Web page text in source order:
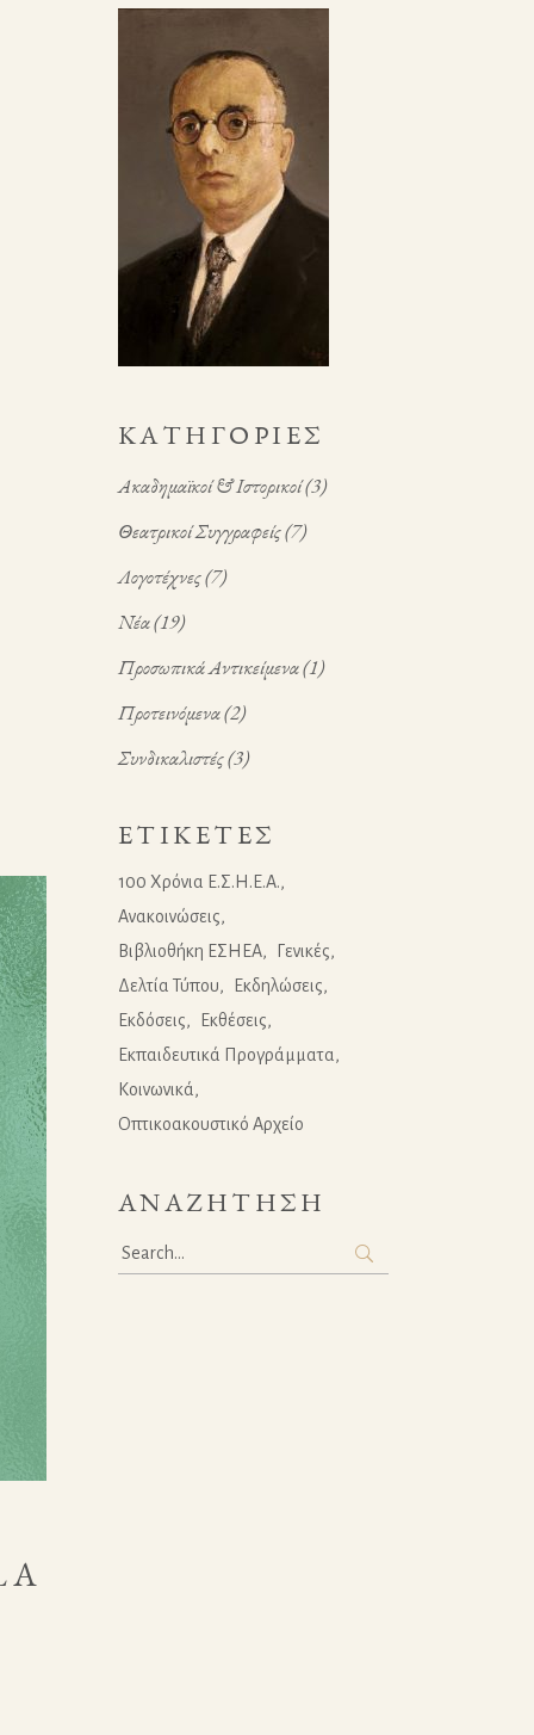
KΑΤΗΓΟΡΊΕΣ
Ακαδημαϊκοί & Ιστορικοί(3)
Θεατρικοί Συγγραφείς(7)
Λογοτέχνες(7)
Νέα(19)
Προσωπικά Αντικείμενα(1)
Προτεινόμενα(2)
Συνδικαλιστές(3)
ΕΤΙΚΈΤΕΣ
100 Χρόνια Ε.Σ.Η.Ε.Α.
Ανακοινώσεις
Βιβλιοθήκη ΕΣΗΕΑ
Γενικές
Δελτία Τύπου
Εκδηλώσεις
Εκδόσεις
Εκθέσεις
Εκπαιδευτικά Προγράμματα
Κοινωνικά
Οπτικοακουστικό Αρχείο
ΑΝΑΖΉΤΗΣΗ
Search
for: